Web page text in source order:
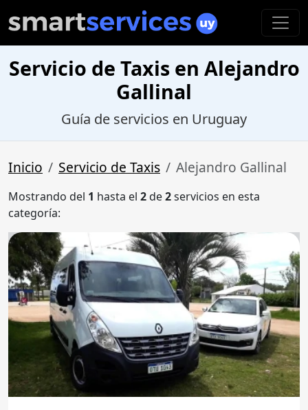
Servicio de Taxis en Alejandro
Gallinal
Guía de servicios en Uruguay
Inicio Servicio de Taxis Alejandro Gallinal
Mostrando del 1 hasta el 2de2servicios en esta
categoría: